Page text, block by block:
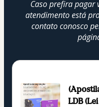
Caso prefira pagar
atendimento está
contato conosco
LDB